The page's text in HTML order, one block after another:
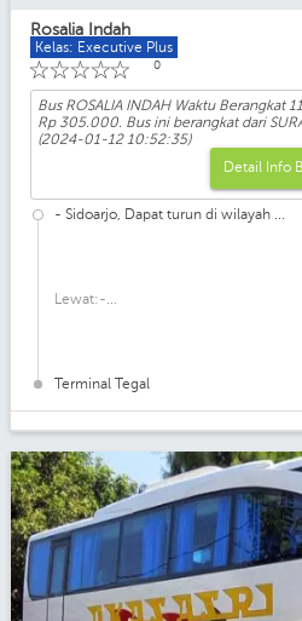
Rosalia Indah
Kelas: Executive Plus
☆
☆
☆
☆
☆ 0
Bus ROSALIA INDAH Waktu Berangkat
Rp 305.000. Bus ini berangkat dari
(2024-01-12 10:52:35)
Detail Info
- Sidoarjo, Dapat turun di wilayah ...
Lewat:-...
Terminal Tegal